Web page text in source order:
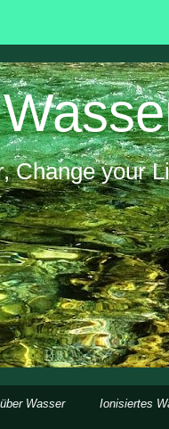
Change your
Wasser Ionisiertes